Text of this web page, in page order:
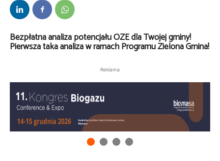
Bezpłatna analiza potencjału OZE dla Twojej gminy!
Pierwsza taka analiza w ramach Programu Zielona Gmina!
Reklama